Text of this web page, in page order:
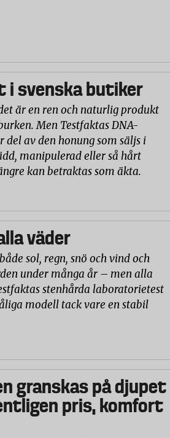
i svenska butiker
är en ren och naturlig produkt
Men Testfaktas DNA-
del av den honung som säljs i
manipulerad eller så hårt
kan betraktas som äkta.
väder
sol, regn, snö och vind och
under många år – men alla
stenhårda laboratorietest
modell tack vare en stabil
granskas på djupet
pris, komfort